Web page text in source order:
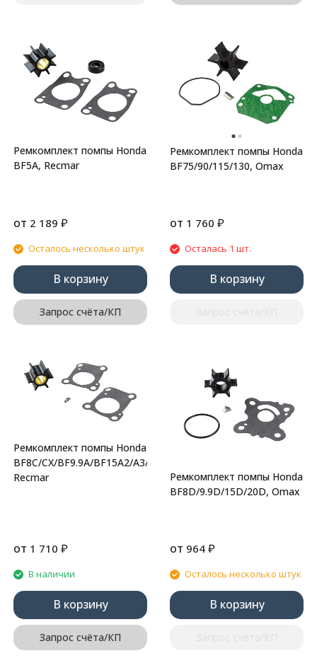
Ремкомплект помпы Honda
BF5A, Recmar
от 2 189 ₽
Осталось несколько штук
В корзину
Запрос счёта/КП
Ремкомплект помпы Honda
BF75/90/115/130, Omax
от 1 760 ₽
Осталась 1 шт.
В корзину
Ремкомплект помпы Honda
BF8C/CX/BF9.9A/BF15A2/A3/B2,
Recmar
от 1 710 ₽
В наличии
В корзину
Запрос счёта/КП
Ремкомплект помпы Honda
BF8D/9.9D/15D/20D, Omax
от 964 ₽
Осталось несколько штук
В корзину